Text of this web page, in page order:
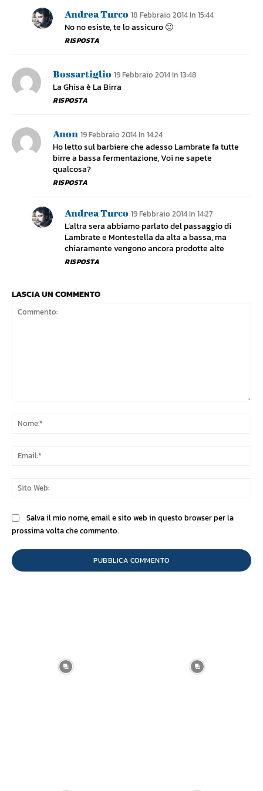
Andrea Turco 18 Febbraio 2014 In 15:44
No no esiste, te lo assicuro 🙂
RISPOSTA
Bossartiglio 19 Febbraio 2014 In 13:48
La Ghisa è La Birra
RISPOSTA
Anon 19 Febbraio 2014 In 14:24
Ho letto sul barbiere che adesso Lambrate fa tutte
birre a bassa fermentazione, Voi ne sapete
qualcosa?
RISPOSTA
Andrea Turco 19 Febbraio 2014 In 14:27
L’altra sera abbiamo parlato del passaggio di
Lambrate e Montestella da alta a bassa, ma
chiaramente vengono ancora prodotte alte
RISPOSTA
LASCIA UN COMMENTO
Salva il mio nome, email e sito web in questo browser per la
prossima volta che commento.